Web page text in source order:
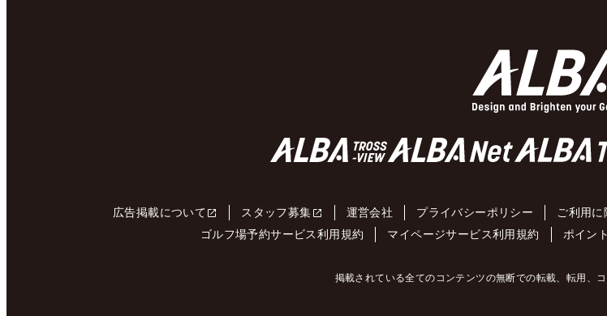
広告掲載について スタッフ募集 運営会社 プライバシーポリシー ご利用に
ゴルフ場予約サービス利用規約
マイページサービス利用規約 ポイン
掲載されている全てのコンテンツの無断での転載、転用、